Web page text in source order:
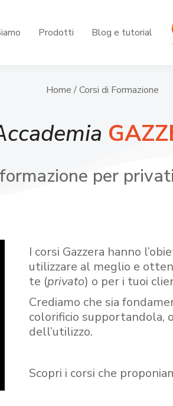
Prodotti Blog e tutorial
Home / Corsi di Formazione
per
I corsi Gazzera hanno
utilizzare al meglio e
te (privato) o per i tuoi
Crediamo che sia
colorificio supportandola,
dell’utilizzo.
Scopri i corsi che